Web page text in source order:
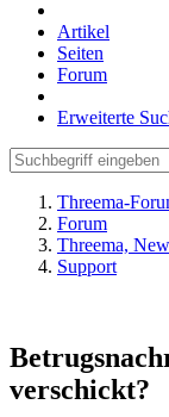
Artikel
Seiten
Forum
Erweiterte
Threema-
Forum
Threema,
Support
verschickt?